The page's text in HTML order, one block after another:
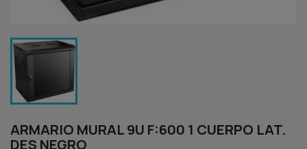
ARMARIO MURAL 9U F:600 1 CUERPO LAT.
DES NEGRO